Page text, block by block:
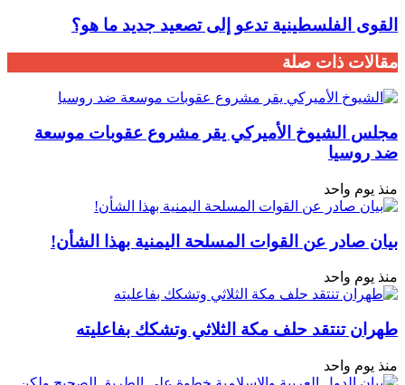
القوى الفلسطينية تدعو إلى تصعيد جديد ما هو؟
مقالات ذات صلة
مجلس الشيوخ الأميركي يقر مشروع عقوبات موسعة
ضد روسيا
منذ يوم واحد
بيان صادر عن القوات المسلحة اليمنية بهذا الشأن!
منذ يوم واحد
طهران تنتقد حلف مكة الثلاثي وتشكك بفاعليته
منذ يوم واحد